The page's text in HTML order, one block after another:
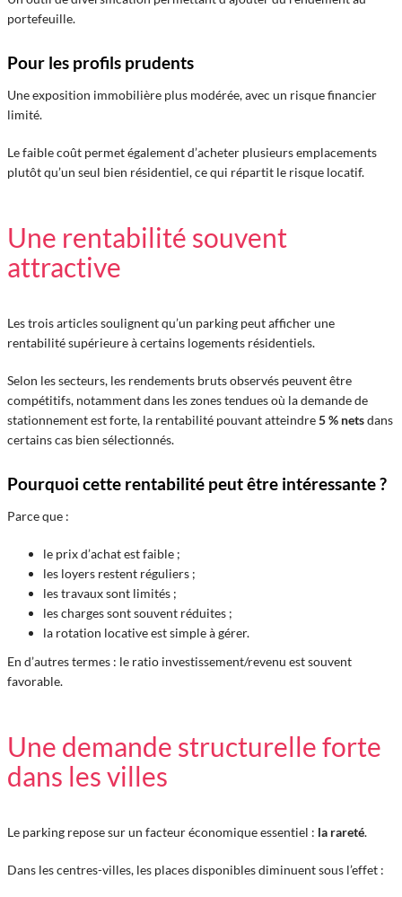
portefeuille.
Pour les profils prudents
Une exposition immobilière plus modérée, avec un risque financier
limité.
Le faible coût permet également d’acheter plusieurs emplacements
plutôt qu’un seul bien résidentiel, ce qui répartit le risque locatif.
Une rentabilité souvent
attractive
Les trois articles soulignent qu’un parking peut afficher une
rentabilité supérieure à certains logements résidentiels.
Selon les secteurs, les rendements bruts observés peuvent être
compétitifs, notamment dans les zones tendues où la demande de
stationnement est forte, la rentabilité pouvant atteindre5 % netsdans
certains cas bien sélectionnés.
Pourquoi cette rentabilité peut être intéressante ?
Parce que :
le prix d’achat est faible ;
les loyers restent réguliers ;
les travaux sont limités ;
les charges sont souvent réduites ;
la rotation locative est simple à gérer.
En d’autres termes : le ratio investissement/revenu est souvent
favorable.
Une demande structurelle forte
dans les villes
Le parking repose sur un facteur économique essentiel : la rareté.
Dans les centres-villes, les places disponibles diminuent sous l’effet :